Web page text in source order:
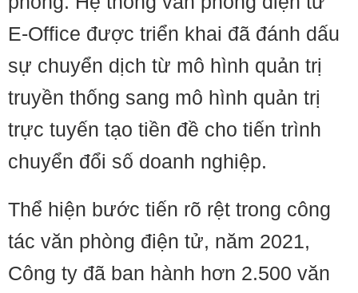
E-Office được triển khai đã đánh dấu
sự chuyển dịch từ mô hình quản trị
truyền thống sang mô hình quản trị
trực tuyến tạo tiền đề cho tiến trình
chuyển đổi số doanh nghiệp.
Thể hiện bước tiến rõ rệt trong công
tác văn phòng điện tử, năm 2021,
Công ty đã ban hành hơn 2.500 văn